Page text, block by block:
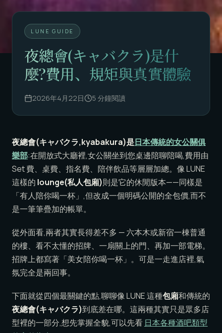
LUNE GUIDE
夜總會(キャバクラ)是什
麼?費用、規矩與真實體驗
2026年4月22日 5 分鐘閱讀
夜總會(キャバクラ,kyabakura)是日本傳統的女公關俱
樂部:在開放式大廳裡,女公關坐到您桌邊陪聊陪喝,費用由
Set 費、桌費、指名費、陪伴飲品等層層加總。像 LUNE
這樣的 lounge(私人包廂)則是它的休閒版本——同樣是
「有人陪你喝一杯」,但改成一個明碼公開的全包價,而不
是一筆筆疊加的帳單。
從外面看,兩者其實長得差不多 — 六本木或新宿一棟普通
的樓、看不太懂的招牌、一扇關上的門、再加一部電梯。
招牌上都寫著「美女陪你喝一杯」。可是一走進店裡,氣
氛完全是兩回事。
下面就從四個最關鍵的點,聊聊像 LUNE 這種包廂和傳統的
夜總會(キャバクラ)到底差在哪。這兩種其實只是眾多店
型裡的一部分,想先掌握全貌,可以先看 日本各種酒吧類型